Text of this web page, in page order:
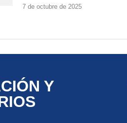
7 de octubre de 2025
Y